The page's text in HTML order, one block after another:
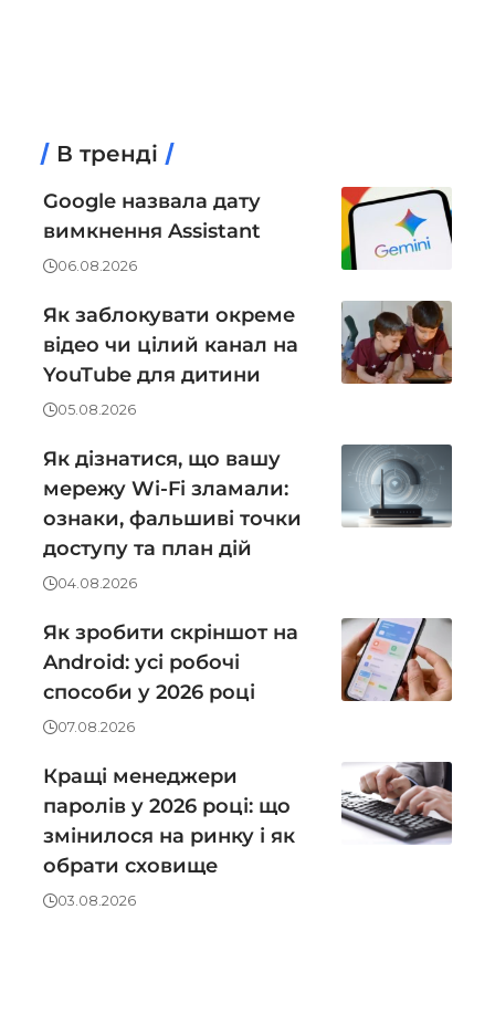
В тренді
Google назвала дату
вимкнення Assistant
06.08.2026
Як заблокувати окреме
відео чи цілий канал на
YouTube для дитини
05.08.2026
Як дізнатися, що вашу
мережу Wi-Fi зламали:
ознаки, фальшиві точки
доступу та план дій
04.08.2026
Як зробити скріншот на
Android: усі робочі
способи у 2026 році
07.08.2026
Кращі менеджери
паролів у 2026 році: що
змінилося на ринку і як
обрати сховище
03.08.2026